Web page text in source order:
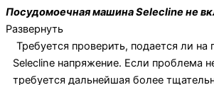
Посудомоечная машина Selecline не
Развернуть
Требуется проверить, подается ли на
Selecline напряжение. Если проблема
требуется дальнейшая более